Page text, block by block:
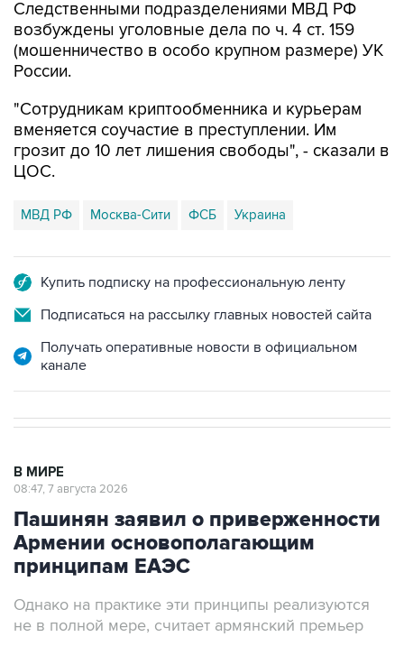
Следственными подразделениями МВД РФ
возбуждены уголовные дела по ч. 4 ст. 159
(мошенничество в особо крупном размере) УК
России.
"Сотрудникам криптообменника и курьерам
вменяется соучастие в преступлении. Им
грозит до 10 лет лишения свободы", - сказали в
ЦОС.
МВД РФ Москва-Сити ФСБ Украина
Купить подписку на профессиональную ленту
Подписаться на рассылку главных новостей сайта
Получать оперативные новости в официальном
канале
В МИРЕ
08:47, 7 августа 2026
Пашинян заявил о приверженности
Армении основополагающим
принципам ЕАЭС
Однако на практике эти принципы реализуются
не в полной мере, считает армянский премьер